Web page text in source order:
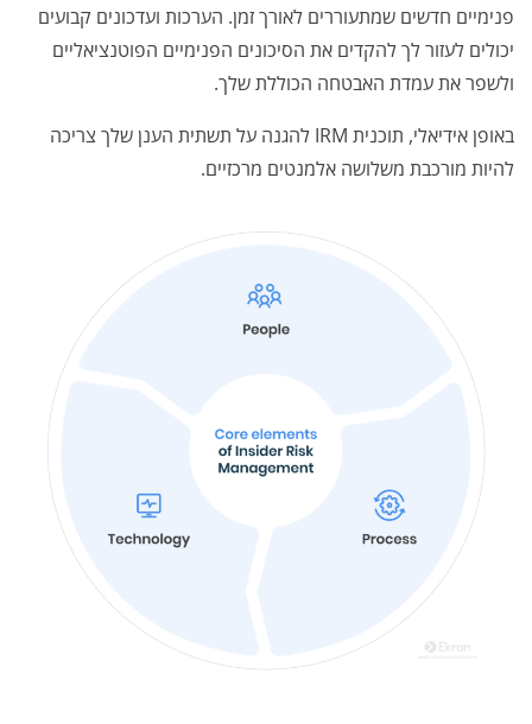
פנימיים חדשים שמתעוררים לאורך זמן. הערכות ועדכונים קבועים
יכולים לעזור לך להקדים את הסיכונים הפנימיים הפוטנציאליים
ולשפר את עמדת האבטחה הכוללת שלך.
באופן אידיאלי, תוכנית IRM להגנה על תשתית הענן שלך צריכה
להיות מורכבת משלושה אלמנטים מרכזיים.